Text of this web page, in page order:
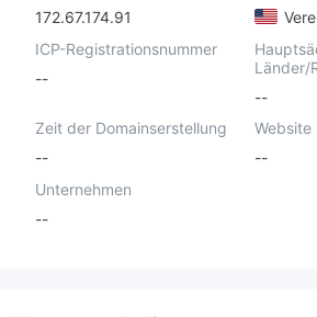
172.67.174.91
ICP-Registrationsnummer
--
Länder/
--
Zeit der Domainserstellung
--
Website
--
Unternehmen
--